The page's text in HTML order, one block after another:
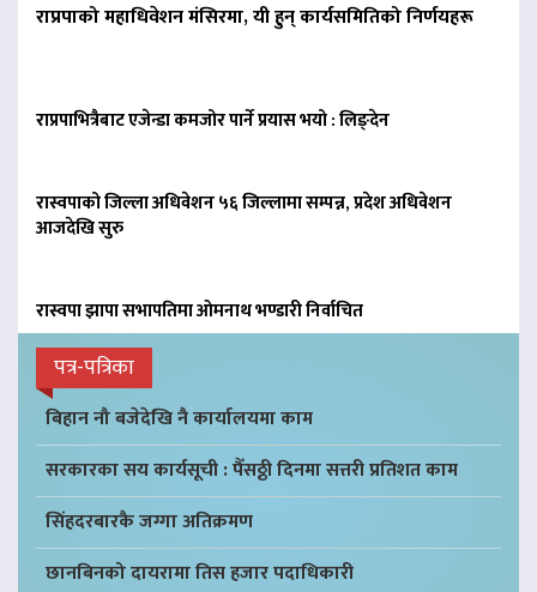
राप्रपाको महाधिवेशन मंसिरमा, यी हुन् कार्यसमितिको निर्णयहरू
राप्रपाभित्रैबाट एजेन्डा कमजोर पार्ने प्रयास भयो : लिङ्देन
रास्वपाको जिल्ला अधिवेशन ५६ जिल्लामा सम्पन्न, प्रदेश अधिवेशन
आजदेखि सुरु
रास्वपा झापा सभापतिमा ओमनाथ भण्डारी निर्वाचित
पत्र-पत्रिका
बिहान नौ बजेदेखि नै कार्यालयमा काम
सरकारका सय कार्यसूची : पैँसठ्ठी दिनमा सत्तरी प्रतिशत काम
सिंहदरबारकै जग्गा अतिक्रमण
छानबिनको दायरामा तिस हजार पदाधिकारी